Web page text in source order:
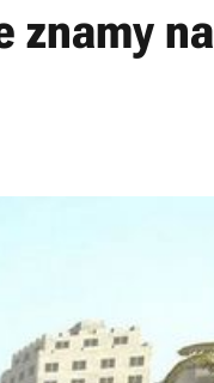
znamy na